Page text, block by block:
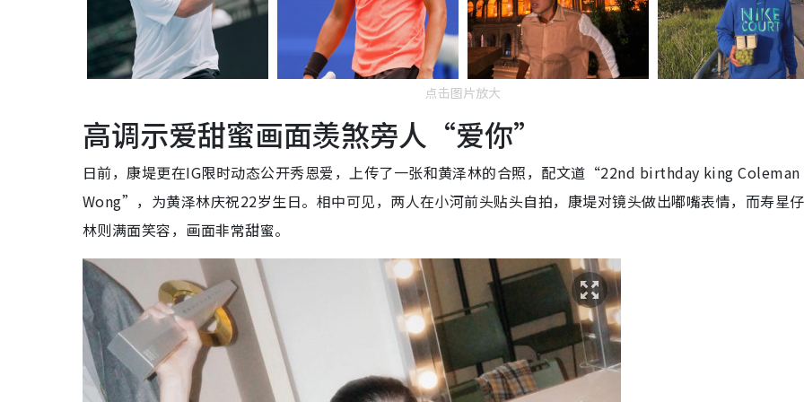
点击图片放大
高调示爱甜蜜画面羡煞旁人“爱你”
日前，康堤更在IG限时动态公开秀恩爱，上传了一张和黄泽林的合照，配文道“22nd birthday king Coleman
Wong”，为黄泽林庆祝22岁生日。相中可见，两人在小河前头贴头自拍，康堤对镜头做出嘟嘴表情，而寿星
林则满面笑容，画面非常甜蜜。